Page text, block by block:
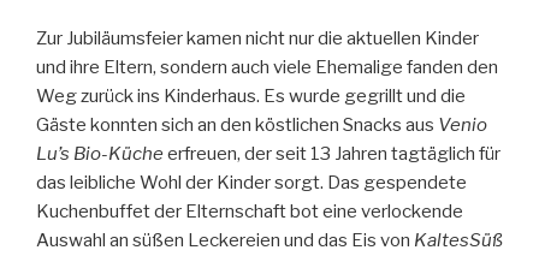
Zur Jubiläumsfeier kamen nicht nur die aktuellen Kinder
und ihre Eltern, sondern auch viele Ehemalige fanden den
Weg zurück ins Kinderhaus. Es wurde gegrillt und die
Gäste konnten sich an den köstlichen Snacks aus Venio
Lu’s Bio-Küche erfreuen, der seit 13 Jahren tagtäglich für
das leibliche Wohl der Kinder sorgt. Das gespendete
Kuchenbuffet der Elternschaft bot eine verlockende
Auswahl an süßen Leckereien und das Eis von KaltesSüß